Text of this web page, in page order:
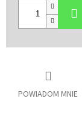
POWIADOM MNIE
jednostkowa: